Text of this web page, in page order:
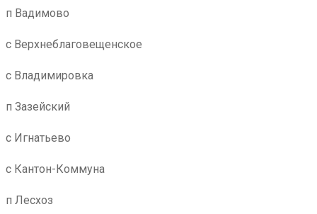
п Вадимово
с Верхнеблаговещенское
с Владимировка
п Зазейский
с Игнатьево
с Кантон-Коммуна
п Лесхоз